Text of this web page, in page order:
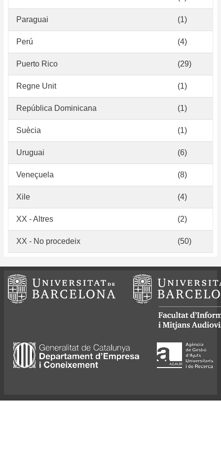
Paraguai (1)
Perú (4)
Puerto Rico (29)
Regne Unit (1)
República Dominicana (1)
Suècia (1)
Uruguai (6)
Veneçuela (8)
Xile (4)
XX - Altres (2)
XX - No procedeix (50)